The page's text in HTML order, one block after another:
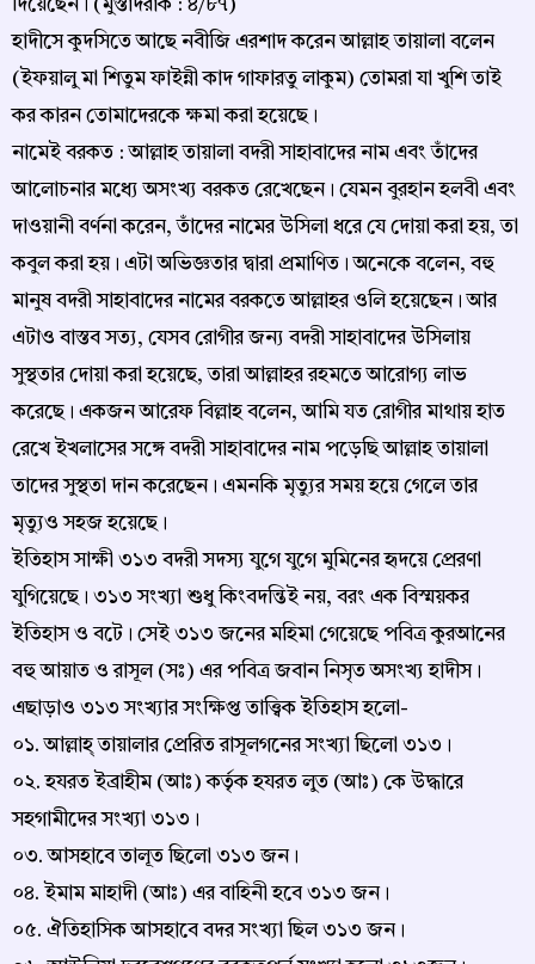
দিয়েছেন। (মুস্তাদরাক : ৪/৮৭)
হাদীসে কুদসিতে আছে নবীজি এরশাদ করেন আল্লাহ তায়ালা বলেন
(ইফয়ালু মা শিতুম ফাইন্নী কাদ গাফারতু লাকুম) তোমরা যা খুশি তাই
কর কারন তোমাদেরকে ক্ষমা করা হয়েছে।
নামেই বরকত : আল্লাহ তায়ালা বদরী সাহাবাদের নাম এবং তাঁদের
আলোচনার মধ্যে অসংখ্য বরকত রেখেছেন। যেমন বুরহান হলবী এবং
দাওয়ানী বর্ণনা করেন, তাঁদের নামের উসিলা ধরে যে দোয়া করা হয়, তা
কবুল করা হয়। এটা অভিজ্ঞতার দ্বারা প্রমাণিত। অনেকে বলেন, বহু
মানুষ বদরী সাহাবাদের নামের বরকতে আল্লাহর ওলি হয়েছেন। আর
এটাও বাস্তব সত্য, যেসব রোগীর জন্য বদরী সাহাবাদের উসিলায়
সুস্থতার দোয়া করা হয়েছে, তারা আল্লাহর রহমতে আরোগ্য লাভ
করেছে। একজন আরেফ বিল্লাহ বলেন, আমি যত রোগীর মাথায় হাত
রেখে ইখলাসের সঙ্গে বদরী সাহাবাদের নাম পড়েছি আল্লাহ তায়ালা
তাদের সুস্থতা দান করেছেন। এমনকি মৃত্যুর সময় হয়ে গেলে তার
মৃত্যুও সহজ হয়েছে।
ইতিহাস সাক্ষী ৩১৩ বদরী সদস্য যুগে যুগে মুমিনের হৃদয়ে প্রেরণা
যুগিয়েছে। ৩১৩ সংখ্যা শুধু কিংবদন্তিই নয়, বরং এক বিস্ময়কর
ইতিহাস ও বটে। সেই ৩১৩ জনের মহিমা গেয়েছে পবিত্র কুরআনের
বহু আয়াত ও রাসূল (সঃ) এর পবিত্র জবান নিসৃত অসংখ্য হাদীস।
এছাড়াও ৩১৩ সংখ্যার সংক্ষিপ্ত তাত্ত্বিক ইতিহাস হলো-
০১. আল্লাহ্ তায়ালার প্রেরিত রাসূলগনের সংখ্যা ছিলো ৩১৩।
০২. হযরত ইব্রাহীম (আঃ) কর্তৃক হযরত লুত (আঃ) কে উদ্ধারে
সহগামীদের সংখ্যা ৩১৩।
০৩. আসহাবে তালূত ছিলো ৩১৩ জন।
০৪. ইমাম মাহাদী (আঃ) এর বাহিনী হবে ৩১৩ জন।
০৫. ঐতিহাসিক আসহাবে বদর সংখ্যা ছিল ৩১৩ জন।